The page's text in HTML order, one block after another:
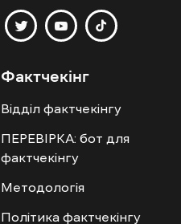
Фактчекінг
Відділ фактчекінгу
ПЕРЕВІРКА: бот для
фактчекінгу
Методологія
Політика фактчекінгу